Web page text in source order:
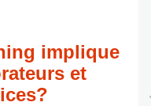
implique
et